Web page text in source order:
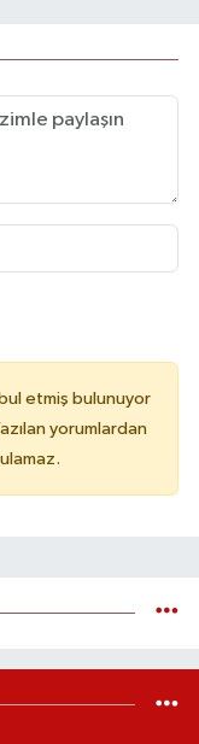
etmiş bulunuyor
yorumlardan